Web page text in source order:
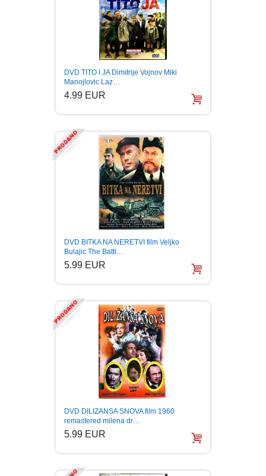
DVD TITO I JA Dimitrije Vojnov Miki
Manojlovic Laz…
4.99 EUR
DVD BITKA NA NERETVI film Veljko
Bulajic The Battl…
5.99 EUR
DVD DILIZANSA SNOVA film 1960
remastered milena dr…
5.99 EUR